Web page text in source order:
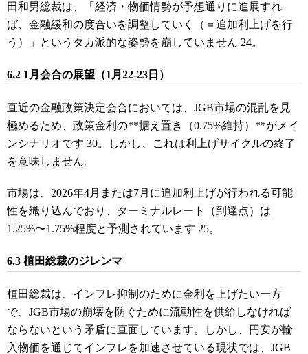
田和男総裁は、「経済・物価情勢が予想通りに進展すれ
ば、金融緩和の度合いを調整していく（＝追加利上げを行
う）」というタカ派的な姿勢を崩していません 24。
6.2 1月会合の展望（1月22-23日）
直近の金融政策決定会合においては、JGB市場の混乱を見
極めるため、政策金利の**据え置き（0.75%維持）**がメイ
ンシナリオです 30。しかし、これは利上げサイクルの終了
を意味しません。
市場は、2026年4月または7月に追加利上げが行われる可能
性を織り込んでおり、ターミナルレート（到達点）は
1.25%〜1.75%程度と予測されています 25。
6.3 植田総裁のジレンマ
植田総裁は、インフレ抑制のために金利を上げたい一方
で、JGB市場の崩壊を防ぐために流動性を供給しなければ
ならないという矛盾に直面しています。しかし、円安が輸
入物価を通じてインフレを加速させている現状では、JGB